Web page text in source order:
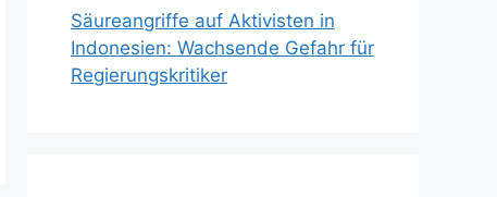
Säureangriffe auf Aktivisten in
Indonesien: Wachsende Gefahr für
Regierungskritiker